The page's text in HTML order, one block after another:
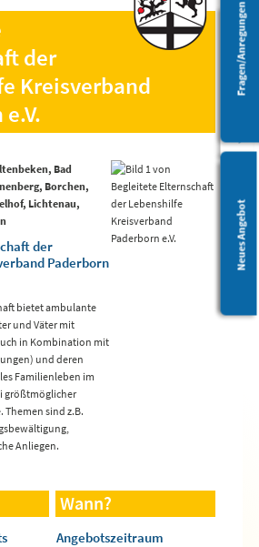
Leichte Sprache
Barrierefreiheit
Neues Angebot
Fragen/Anregungen
der
Kreisverband
Bad
Borchen,
Lichtenau,
der
Paderborn
bietet ambulante
und Väter mit
in Kombination mit
und deren
Familienleben im
größtmöglicher
sind z.B.
Anliegen.
Wann?
Angebotszeitraum